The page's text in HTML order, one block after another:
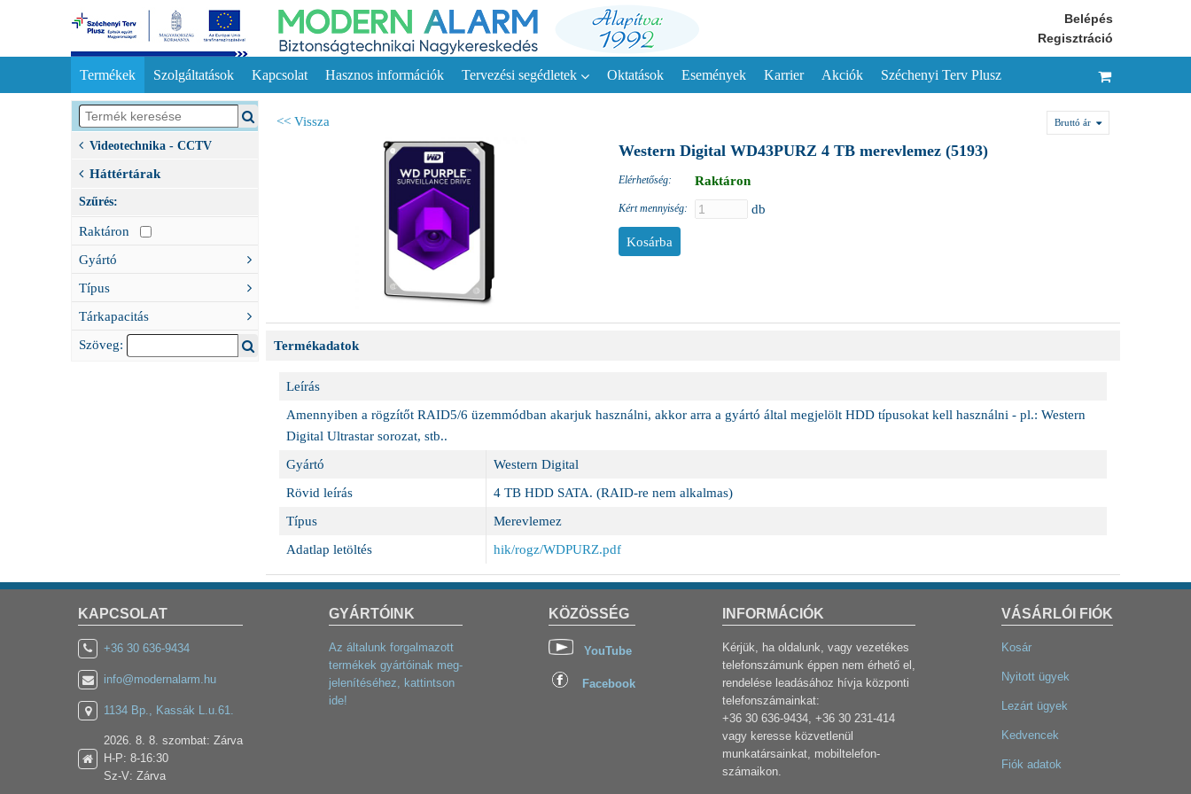
Belépés
Regisztráció
Termékek Szolgáltatások Kapcsolat Hasznos információk Tervezési segédletek Oktatások Események Karrier Akciók Széchenyi Terv Plusz
Videotechnika - CCTV
Háttértárak
Szűrés:
Raktáron
Gyártó
Típus
Tárkapacitás
Szöveg:
<< Vissza Bruttó ár
Western Digital WD43PURZ 4 TB merevlemez (5193)
Elérhetőség: Raktáron
Kért mennyiség: db
Termékadatok
Leírás
Amennyiben a rögzítőt RAID5/6 üzemmódban akarjuk használni, akkor arra a gyártó által megjelölt HDD típusokat kell használni - pl.: Western
Digital Ultrastar sorozat, stb..
Gyártó
Western Digital
Rövid leírás
4 TB HDD SATA. (RAID-re nem alkalmas)
Típus
Merevlemez
Adatlap letöltés
hik/rogz/WDPURZ.pdf
KAPCSOLAT
+36 30 636-9434
info@modernalarm.hu
1134 Bp., Kassák L.u.61.
2026. 8. 8. szombat: Zárva
H-P: 8-16:30
Sz-V: Zárva
VÁSÁRLÓI FIÓK
Kosár
Nyitott ügyek
Lezárt ügyek
Kedvencek
Fiók adatok
KÖZÖSSÉG
YouTube
Facebook
INFORMÁCIÓK
Kérjük, ha oldalunk, vagy vezetékes
telefonszámunk éppen nem érhető el,
rendelése leadásához hívja központi
telefonszámainkat:
+36 30 636-9434, +36 30 231-414
vagy keresse közvetlenül
munkatársainkat, mobiltelefon-
számaikon.
GYÁRTÓINK
Az általunk forgalmazott
termékek gyártóinak meg-
jelenítéséhez, kattintson
ide!